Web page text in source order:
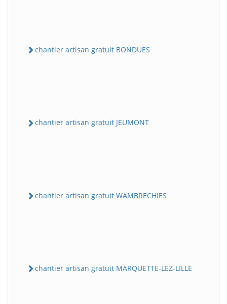
chantier artisan gratuit BONDUES
chantier artisan gratuit JEUMONT
chantier artisan gratuit WAMBRECHIES
chantier artisan gratuit MARQUETTE-LEZ-LILLE